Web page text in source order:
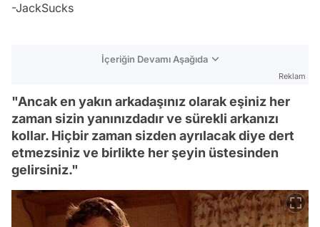
-JackSucks
İçeriğin Devamı Aşağıda
Reklam
"Ancak en yakın arkadaşınız olarak eşiniz her
zaman sizin yanınızdadır ve sürekli arkanızı
kollar. Hiçbir zaman sizden ayrılacak diye dert
etmezsiniz ve birlikte her şeyin üstesinden
gelirsiniz."